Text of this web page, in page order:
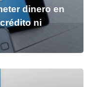
dinero en
ni